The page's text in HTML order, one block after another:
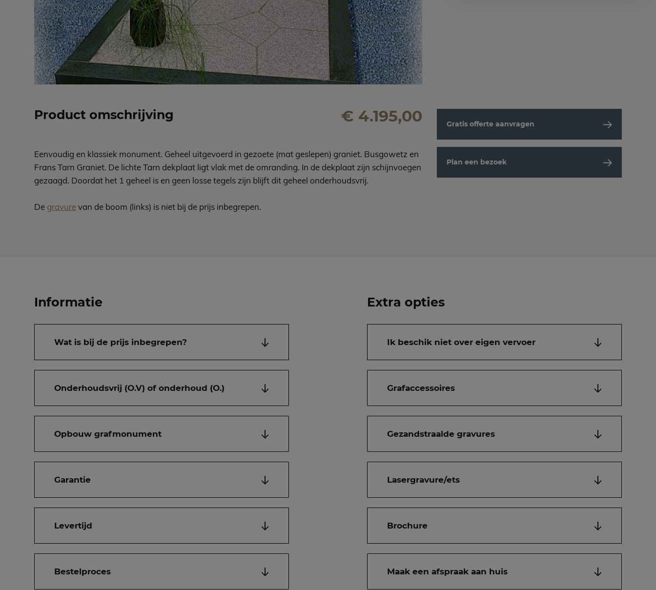
Product omschrijving € 4.195,00
Eenvoudig en klassiek monument. Geheel uitgevoerd in gezoete (mat geslepen) graniet. Busgowetz en
Frans Tarn Graniet. De lichte Tarn dekplaat ligt vlak met de omranding. In de dekplaat zijn schijnvoegen
gezaagd. Doordat het 1 geheel is en geen losse tegels zijn blijft dit geheel onderhoudsvrij.
De gravurevan de boom (links) is niet bij de prijs inbegrepen.
Gratis offerte aanvragen
Plan een bezoek
Informatie
Wat is bij de prijs inbegrepen?
Onderhoudsvrij (O.V) of onderhoud (O.)
Opbouw grafmonument
Garantie
Levertijd
Bestelproces
Extra opties
Ik beschik niet over eigen vervoer
Grafaccessoires
Gezandstraalde gravures
Lasergravure/ets
Brochure
Maak een afspraak aan huis